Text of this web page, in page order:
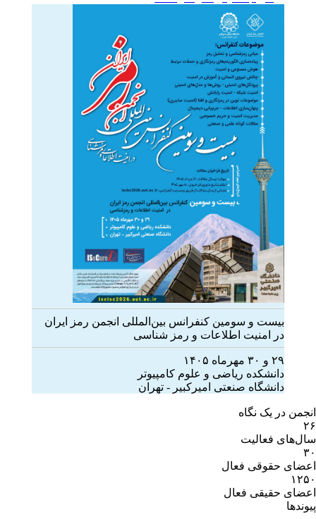
بیست و سومین کنفرانس بین‌المللی انجمن رمز ایران
در امنیت اطلاعات و رمز شناسی
۲۹ و ۳۰ مهرماه ۱۴۰۵
دانشکده ریاضی و علوم کامپیوتر
دانشگاه صنعتی امیرکبیر - تهران
انجمن در یک نگاه
۲۶
سال‌های فعالیت
۳۰
اعضای حقوقی فعال
۱۲۵۰
اعضای حقیقی فعال
پیوندها